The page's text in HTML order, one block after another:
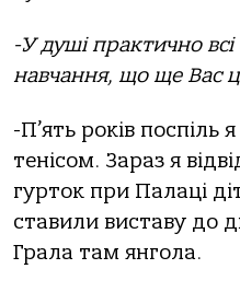
-У душі практично
навчання, що ще Вас
-П’ять років
тенісом. Зараз я
гурток при Палаці
ставили виставу до
Грала там янгола.